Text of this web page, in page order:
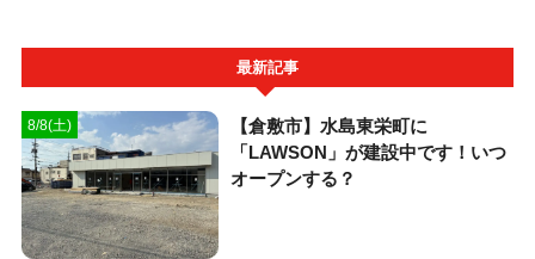
最新記事
8/8(土)
【倉敷市】水島東栄町に
「LAWSON」が建設中です！いつ
オープンする？